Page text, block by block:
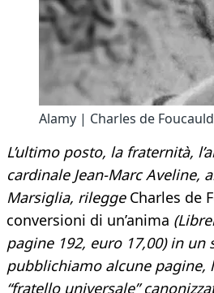
Alamy | Charles de Foucauld
L’ultimo posto, la fraternità,
cardinale Jean-Marc Aveline,
Marsiglia, rilegge Charles de
conversioni di un’anima
pagine 192, euro 17,00)in un
pubblichiamo alcune pagine,
“fratello universale”